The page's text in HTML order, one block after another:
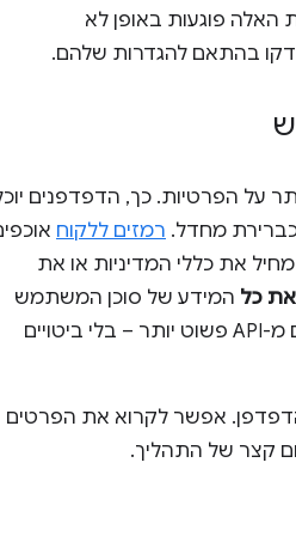
האלה פוגעות באופן לא
בהתאם להגדרות שלהם.
על הפרטיות. כך, הדפדפנים
מחדל. רמזים ללקוח
את כללי המדיניות או את
את כל המידע של סוכן המשתמש
כברירת מחדל, הגישה מנוהלת עכשיו באופן מפורש וניתנת לבקרה. מפתחים נהנים גם מ-API פשוט יותר – בלי ביטויים
אפשר לקרוא את הפרטים
קצר של התהליך.